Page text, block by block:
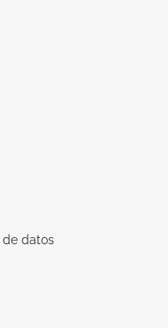
de datos